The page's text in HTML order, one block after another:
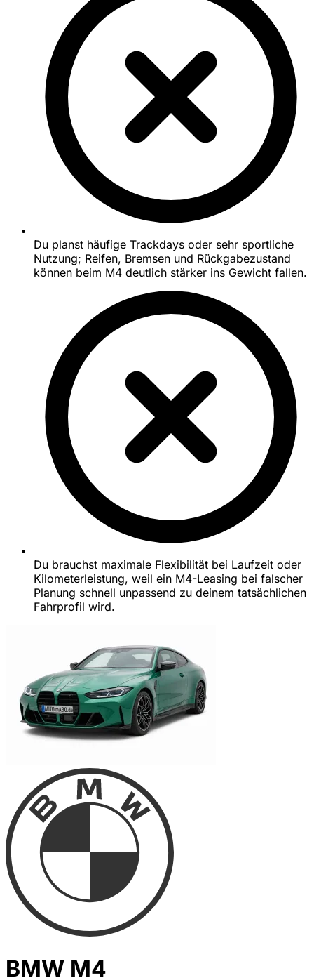
Du planst häufige Trackdays oder sehr sportliche
Nutzung; Reifen, Bremsen und Rückgabezustand
können beim M4 deutlich stärker ins Gewicht fallen.
Du brauchst maximale Flexibilität bei Laufzeit oder
Kilometerleistung, weil ein M4-Leasing bei falscher
Planung schnell unpassend zu deinem tatsächlichen
Fahrprofil wird.
BMW M4